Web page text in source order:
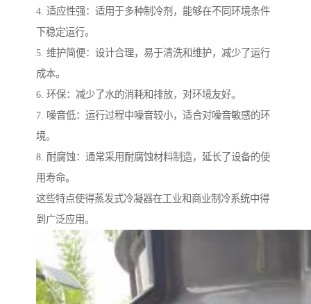
4. 适应性强：适用于多种制冷剂，能够在不同环境条件
下稳定运行。
5. 维护简便：设计合理，易于清洗和维护，减少了运行
成本。
6. 环保：减少了水的消耗和排放，对环境友好。
7. 噪音低：运行过程中噪音较小，适合对噪音敏感的环
境。
8. 耐腐蚀：通常采用耐腐蚀材料制造，延长了设备的使
用寿命。
这些特点使得蒸发式冷凝器在工业和商业制冷系统中得
到广泛应用。